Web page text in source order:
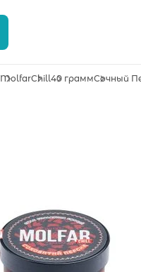
MolfarChill40 граммСочный